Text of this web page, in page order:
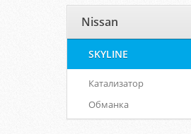
Nissan
SKYLINE
Катализатор
Обманка